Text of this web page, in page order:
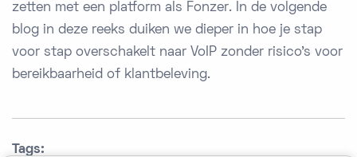
zetten met een platform als Fonzer. In de volgende
blog in deze reeks duiken we dieper in hoe je stap
voor stap overschakelt naar VoIP zonder risico's voor
bereikbaarheid of klantbeleving.
Tags: